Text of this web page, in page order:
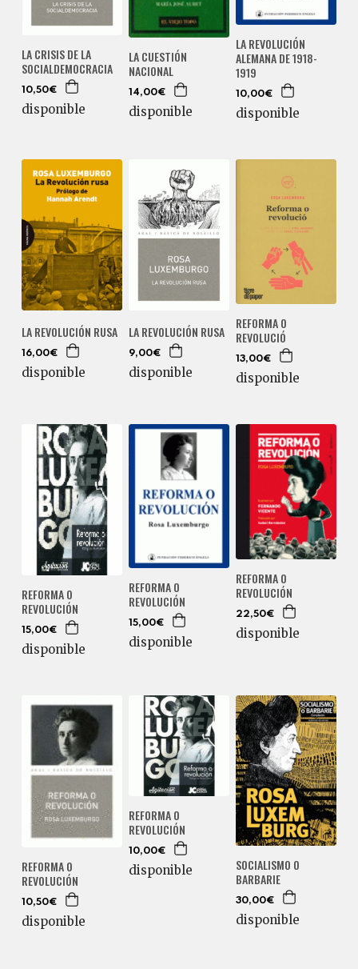
LA CRISIS DE LA
SOCIALDEMOCRACIA
10,50€
disponible
LA CUESTIÓN
NACIONAL
14,00€
disponible
LA REVOLUCIÓN
ALEMANA DE 1918-
1919
10,00€
disponible
LA REVOLUCIÓN RUSA
16,00€
disponible
LA REVOLUCIÓN RUSA
9,00€
disponible
REFORMA O
REVOLUCIÓ
13,00€
disponible
REFORMA O
REVOLUCIÓN
15,00€
disponible
REFORMA O
REVOLUCIÓN
15,00€
disponible
REFORMA O
REVOLUCIÓN
22,50€
disponible
REFORMA O
REVOLUCIÓN
10,50€
disponible
REFORMA O
REVOLUCIÓN
10,00€
disponible
SOCIALISMO O
BARBARIE
30,00€
disponible